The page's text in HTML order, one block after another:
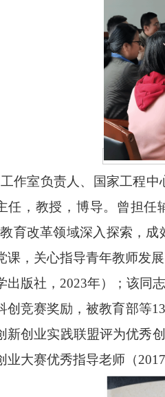
工作室负责人、国家工程
任，教授，博导。曾担任
育改革领域深入探索，
课，关心指导青年教师发
出版社，2023年）；该同
创竞赛奖励，被教育部等
新创业实践联盟评为优秀
业大赛优秀指导老师（